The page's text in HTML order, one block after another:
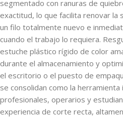
segmentado con ranuras de
exactitud, lo que facilita renovar la
un filo totalmente nuevo e
cuando el trabajo lo requiera.
estuche plástico rígido de color
durante el almacenamiento y
el escritorio o el puesto de
se consolidan como la herramienta
profesionales, operarios y
experiencia de corte recta,